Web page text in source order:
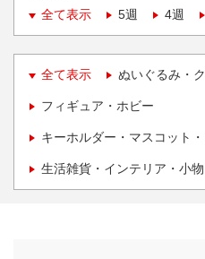
全て表示
5週 4週
全て表示 ぬいぐるみ・
フィギュア・ホビー
キーホルダー・マスコット
生活雑貨・インテリア・小物